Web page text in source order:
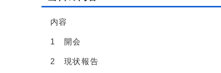
内容
1 開会
2 現状報告